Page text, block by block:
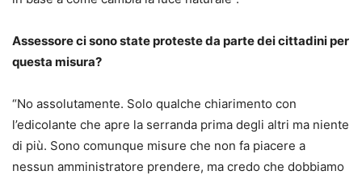
Assessore ci sono state proteste da parte dei cittadini per
questa misura?
“No assolutamente. Solo qualche chiarimento con
l’edicolante che apre la serranda prima degli altri ma niente
di più. Sono comunque misure che non fa piacere a
nessun amministratore prendere, ma credo che dobbiamo